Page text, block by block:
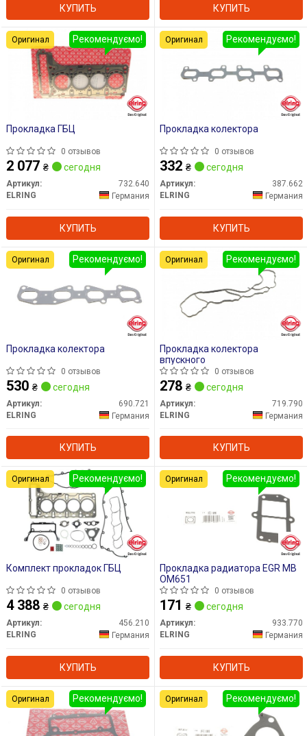
КУПИТЬ КУПИТЬ
Прокладка ГБЦ
0 отзывов
2 077 ₴ сегодня
Артикул:
732.640
ELRING
Германия
КУПИТЬ
Рекомендуємо!
Оригинал
Прокладка колектора
0 отзывов
332 ₴ сегодня
Артикул:
387.662
ELRING
Германия
КУПИТЬ
Рекомендуємо!
Оригинал
Прокладка колектора
0 отзывов
530 ₴ сегодня
Артикул:
690.721
ELRING
Германия
КУПИТЬ
Рекомендуємо!
Оригинал
Прокладка колектора
впускного
0 отзывов
278 ₴ сегодня
Артикул:
719.790
ELRING
Германия
КУПИТЬ
Рекомендуємо!
Оригинал
Комплект прокладок ГБЦ
0 отзывов
4 388 ₴ сегодня
Артикул:
456.210
ELRING
Германия
КУПИТЬ
Рекомендуємо!
Оригинал
Прокладка радиатора EGR MB
OM651
0 отзывов
171 ₴ сегодня
Артикул:
933.770
ELRING
Германия
КУПИТЬ
Рекомендуємо!
Оригинал
Рекомендуємо!
Оригинал Рекомендуємо!
Оригинал